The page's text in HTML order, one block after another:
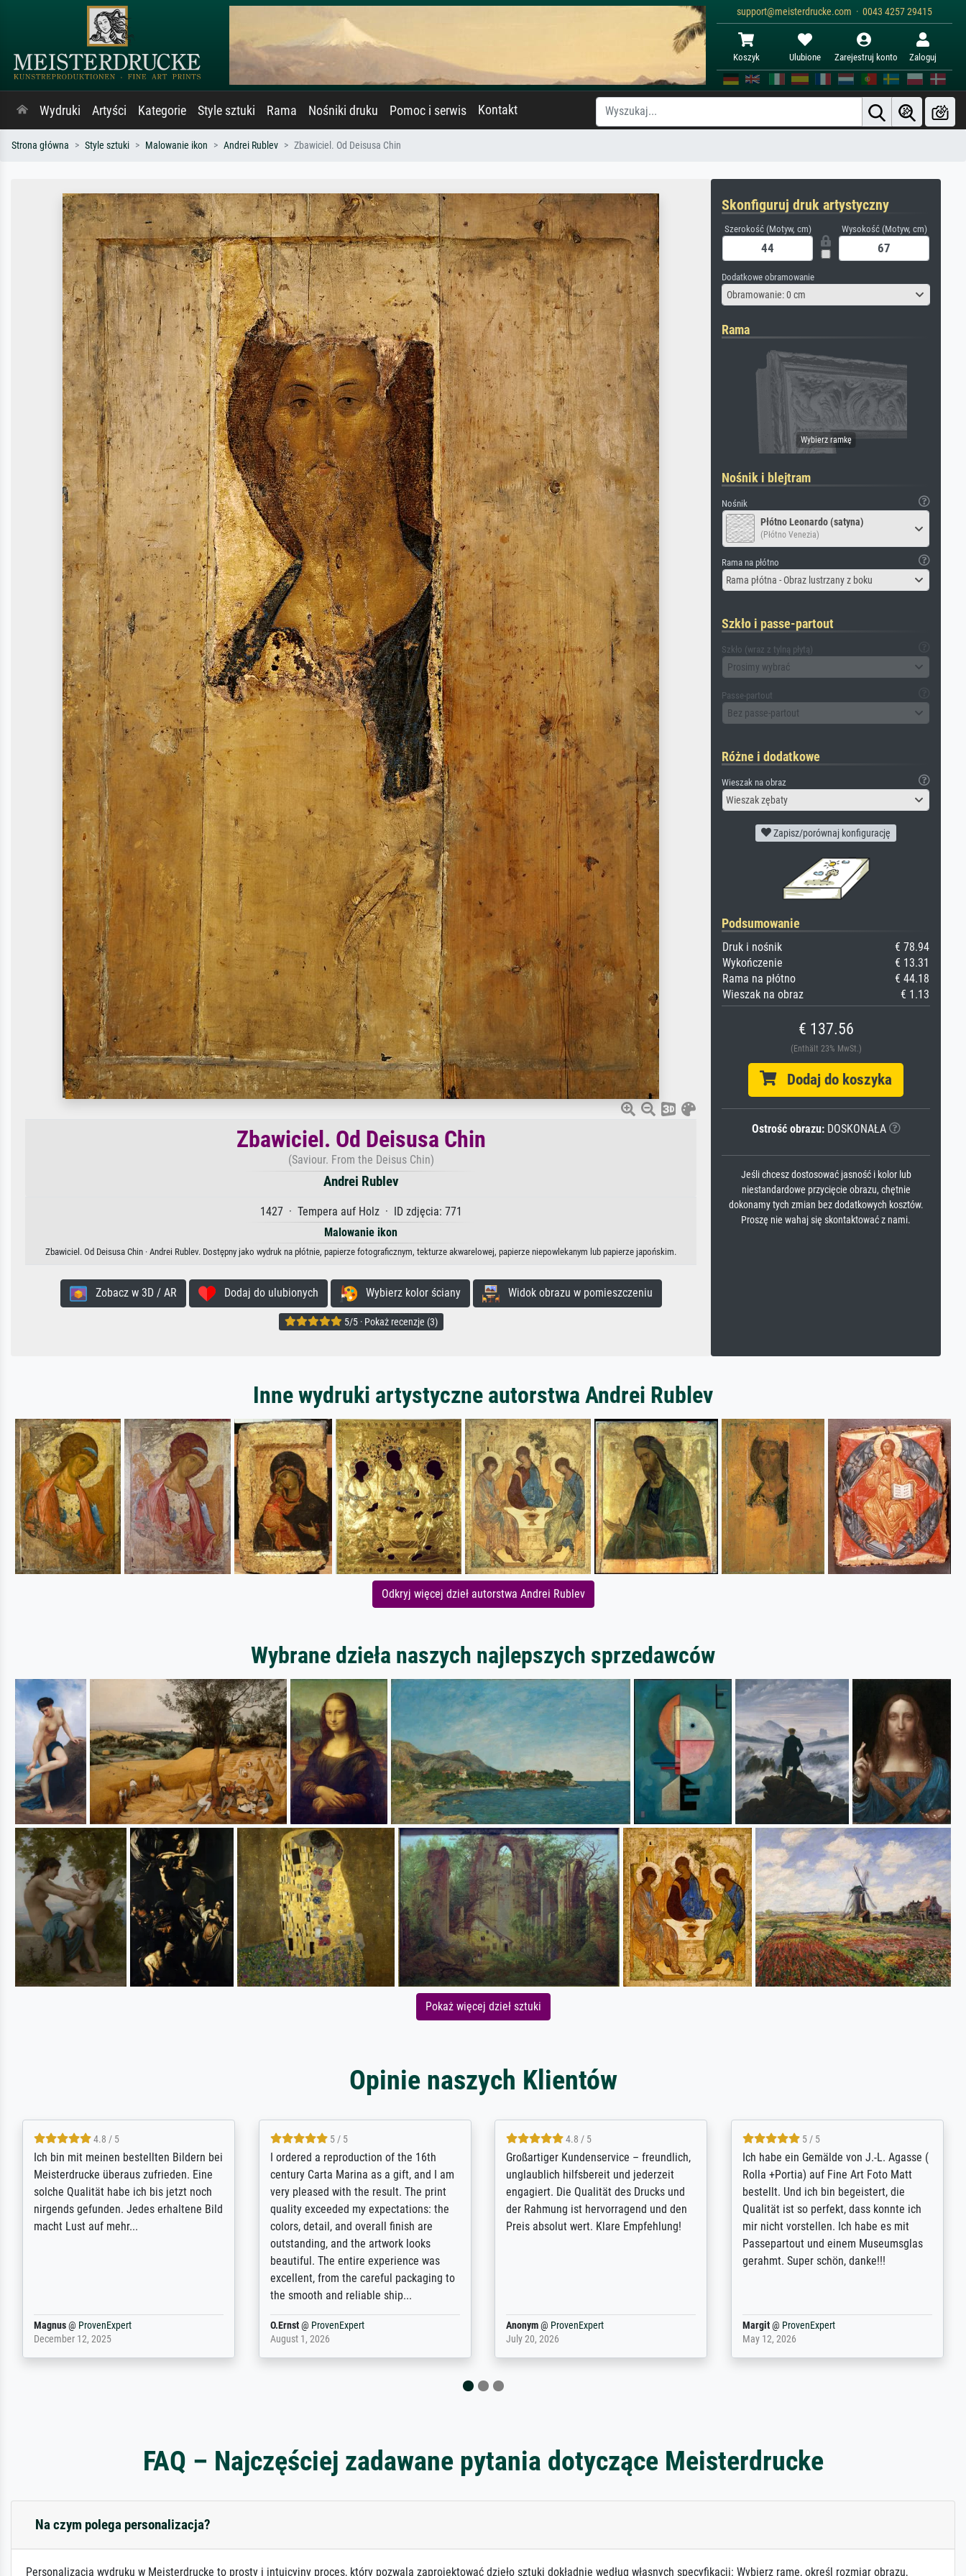
support@meisterdrucke.com · 0043 4257 29415
Koszyk Ulubione Zarejestruj konto Zaloguj
Wydruki Artyści Kategorie Style sztuki Rama Nośniki druku Pomoc i serwis Kontakt
Strona główna Style sztuki Malowanie ikon Andrei Rublev Zbawiciel. Od Deisusa Chin
Zbawiciel. Od Deisusa Chin
(Saviour. From the Deisus Chin)
Andrei Rublev
1427 · Tempera auf Holz · ID zdjęcia: 771
Malowanie ikon
Zbawiciel. Od Deisusa Chin · Andrei Rublev. Dostępny jako wydruk na płótnie, papierze fotograficznym, tekturze akwarelowej, papierze niepowlekanym lub papierze japońskim.
Zobacz w 3D / AR Dodaj do ulubionych Wybierz kolor ściany Widok obrazu w pomieszczeniu
5/5 · Pokaż recenzje (3)
Skonfiguruj druk artystyczny
Szerokość (Motyw, cm) Wysokość (Motyw, cm)
Dodatkowe obramowanie
Obramowanie: 0 cm
Rama
Nośnik i blejtram
Nośnik
Płótno Leonardo (satyna)
(Płótno Venezia)
Rama na płótno
Rama płótna - Obraz lustrzany z boku
Szkło i passe-partout
Szkło (wraz z tylną płytą)
Prosimy wybrać
Passe-partout
Bez passe-partout
Różne i dodatkowe
Wieszak na obraz
Wieszak zębaty
Zapisz/porównaj konfigurację
Podsumowanie
Druk i nośnik
€ 78.94
Wykończenie
€ 13.31
Rama na płótno
€ 44.18
Wieszak na obraz
€ 1.13
€ 137.56
(Enthält 23% MwSt.)
Dodaj do koszyka
Ostrość obrazu:DOSKONAŁA
Jeśli chcesz dostosować jasność i kolor lub
niestandardowe przycięcie obrazu, chętnie
dokonamy tych zmian bez dodatkowych kosztów.
Proszę nie wahaj się skontaktować z nami.
Inne wydruki artystyczne autorstwa Andrei Rublev
Odkryj więcej dzieł autorstwa Andrei Rublev
Wybrane dzieła naszych najlepszych sprzedawców
Pokaż więcej dzieł sztuki
Opinie naszych Klientów
5 / 5
Rundum positive Erfahrung. Die
Ausführung des Auftrags hat eine Weile
gedauert, die angekündigte Lieferzeit
wurde aber letztlich sogar etwas
unterschritten. Die Qualität des Papiers
Dr.@ProvenExpert
February 3, 2026
5 / 5
The team at Meisterdrucke strives to
meet its clients demands, and provides
expert advice on how to obtain the best
results for the prints requested by the
client. The company has a vast
repertoire of prints to choose from, and
will provide excellent service also with
regards to prints which are not in that
repertoire. Highly recommended!
Anonym@ProvenExpert
April 22, 2026
5 / 5
Outstanding quality and customer
support. - the quality of the printing is
excellent and difficult to distinguish
from the real thing; it will be my go-to
for high-quality art prints from now on -
Anonym@ ProvenExpert
January 12, 2026
4.8 / 5
Qualité absolument irréprochable.
Extraordinaire diversité des thèmes
abordés et personnalisation des
demandes (recadrage, réajustement des
couleurs). Relation clientèle parfaite.
Transport, réception sans aucun
problème. Merci à toute l'équipe ! Hervé
Anonym@ProvenExpert
March 31, 2025
FAQ – Najczęściej zadawane pytania dotyczące Meisterdrucke
Na czym polega personalizacja?
Personalizacja wydruku w Meisterdrucke to prosty i intuicyjny proces, który pozwala zaprojektować dzieło sztuki dokładnie według własnych specyfikacji: Wybierz ramę, określ rozmiar obrazu,